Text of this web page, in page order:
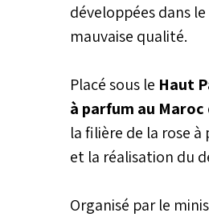
développées dans
mauvaise qualité.
Placé sous le Haut
à parfum au Maroc
la filière de la rose
et la réalisation du
Organisé par le